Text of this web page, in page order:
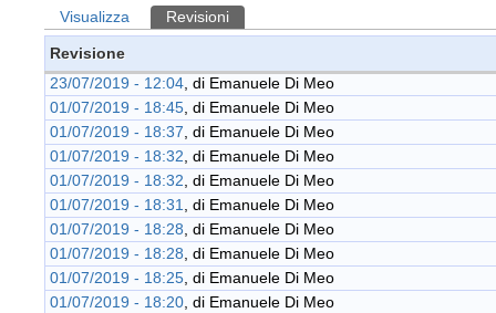
Schede primarie
Visualizza Revisioni
Revisione
23/07/2019 - 12:04 , di Emanuele Di Meo
01/07/2019 - 18:45 , di Emanuele Di Meo
01/07/2019 - 18:37 , di Emanuele Di Meo
01/07/2019 - 18:32 , di Emanuele Di Meo
01/07/2019 - 18:32 , di Emanuele Di Meo
01/07/2019 - 18:31
, di Emanuele Di Meo
01/07/2019 - 18:28 , di Emanuele Di Meo
01/07/2019 - 18:28 , di Emanuele Di Meo
01/07/2019 - 18:25 , di Emanuele Di Meo
01/07/2019 - 18:20 , di Emanuele Di Meo